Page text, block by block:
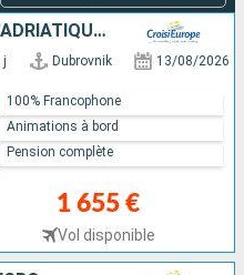
SPLENDEURS DU NORD DE L'ADRIATIQUE - ESCALES HISTORIQUES ET BEAUTÉS NATURELLES ENTRE CROATIE ET MONTÉNÉGRO (FORMULE PORT//PORT)
j Dubrovnik 13/08/2026
1 655 €
Vol disponible
100% Francophone
Animations à bord
Pension complète